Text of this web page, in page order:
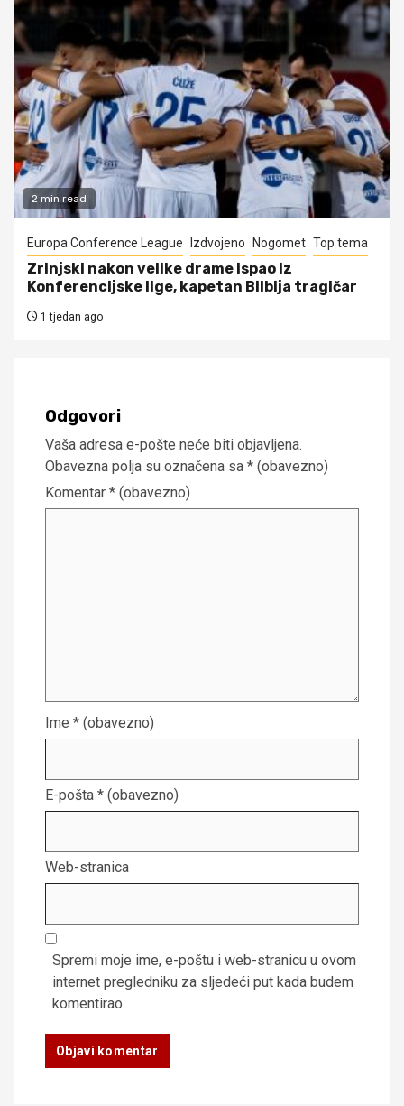
2 min read
Europa Conference League Izdvojeno Nogomet Top tema
Zrinjski nakon velike drame ispao iz
Konferencijske lige, kapetan Bilbija tragičar
1 tjedan ago
Odgovori
Vaša adresa e-pošte neće biti objavljena.
Obavezna polja su označena sa * (obavezno)
Komentar * (obavezno)
Ime * (obavezno)
E-pošta * (obavezno)
Web-stranica
Spremi moje ime, e-poštu i web-stranicu u ovom
internet pregledniku za sljedeći put kada budem
komentirao.